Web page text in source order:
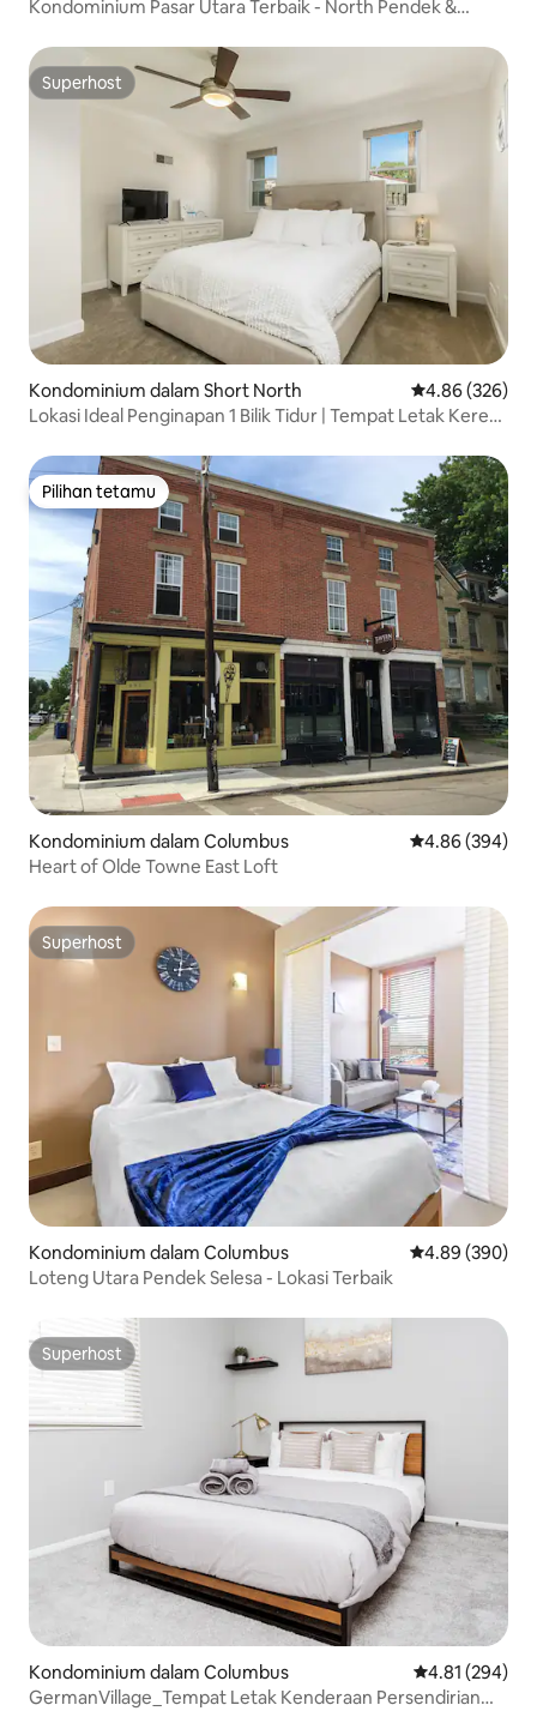
Kondominium Pasar Utara Terbaik - North Pendek &
Superhost
Superhost
Kondominium dalam Short North Penarafan
4.86 (326)
Lokasi Ideal Penginapan 1 Bilik Tidur | Tempat Letak Kereta
Pilihan tetamu
Pilihan tetamu
Kondominium dalam Columbus Penarafan
4.86 (394)
Heart of Olde Towne East Loft
Superhost
Superhost
Kondominium dalam Columbus Penarafan
4.89 (390)
Loteng Utara Pendek Selesa - Lokasi Terbaik
Superhost
Superhost
Kondominium dalam Columbus Penarafan
4.81 (294)
GermanVillage_Tempat Letak Kenderaan Persendirian